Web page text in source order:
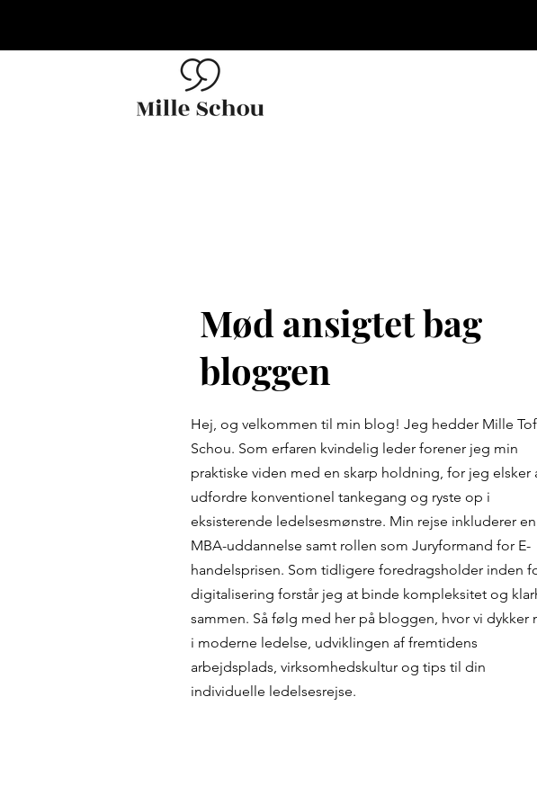
Mød ansigtet bag
bloggen
Hej, og velkommen til min blog! Jeg hedder Mille
Schou. Som erfaren kvindelig leder forener jeg min
praktiske viden med en skarp holdning, for jeg elsker
udfordre konventionel tankegang og ryste op i
eksisterende ledelsesmønstre. Min rejse inkluderer en
MBA-uddannelse samt rollen som Juryformand for E-
handelsprisen. Som tidligere foredragsholder inden
digitalisering forstår jeg at binde kompleksitet og
sammen. Så følg med her på bloggen, hvor vi dykker
i moderne ledelse, udviklingen af fremtidens
arbejdsplads, virksomhedskultur og tips til din
individuelle ledelsesrejse.